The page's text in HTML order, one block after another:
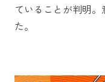
ていることが判明
た。